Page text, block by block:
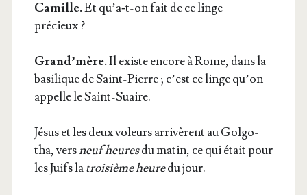
Camille.Et qu’a‑t-on fait de ce linge
précieux ?
Grand’mère.Il existe encore à Rome, dans la
basi­lique de Saint-Pierre ; c’est ce linge qu’on
appelle le Saint-Suaire.
Jésus et les deux voleurs arri­vèrent au Gol­go­
tha, versneufheuresdu matin, ce qui était pour
les Juifs latroi­sième heuredu jour.